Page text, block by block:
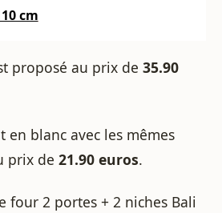
cm
proposé au prix de 35.90
en blanc avec les mêmes
prix de 21.90 euros.
four 2 portes + 2 niches Bali